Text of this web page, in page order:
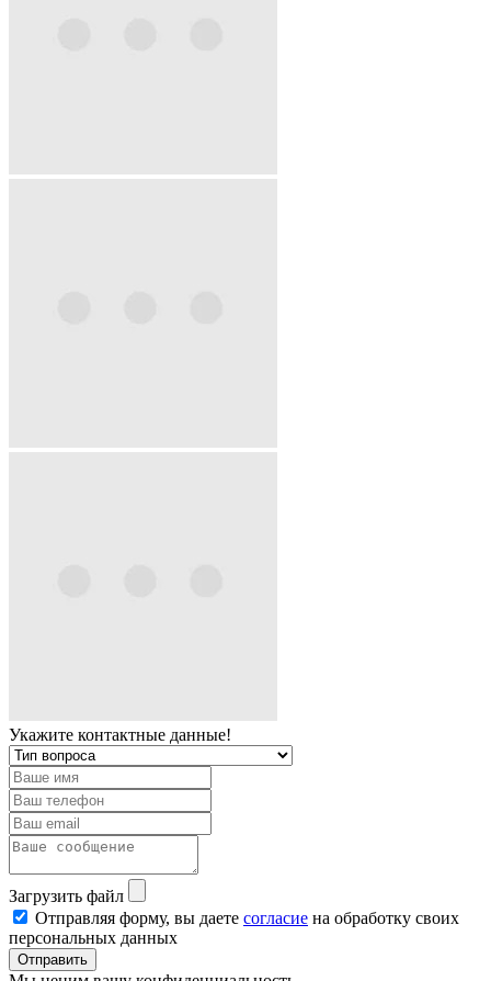
Укажите контактные данные!
Загрузить файл
Отправляя форму, вы даете согласие на обработку своих
персональных данных
Отправить